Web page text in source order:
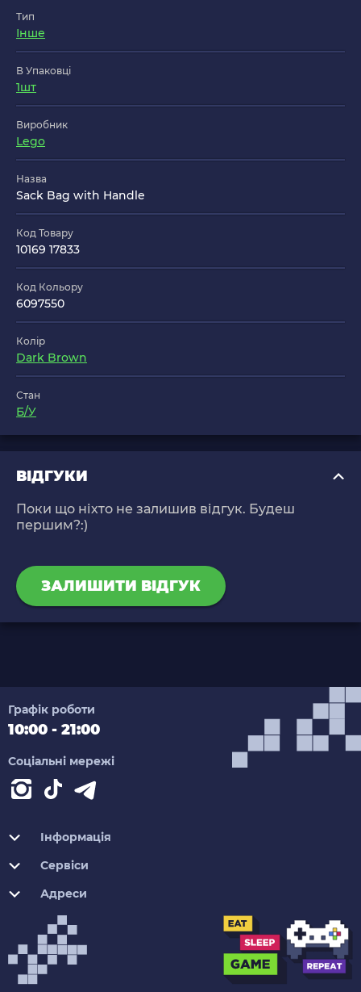
Тип
Інше
В Упаковці
1шт
Виробник
Lego
Назва
Sack Bag with Handle
Код Товару
10169 17833
Код Кольору
6097550
Колір
Dark Brown
Стан
Б/У
ВІДГУКИ
Поки що ніхто не залишив відгук. Будеш
першим?:)
ЗАЛИШИТИ ВІДГУК
Графік роботи
10:00 - 21:00
Соціальні мережі
Інформація
Сервіси
Адреси